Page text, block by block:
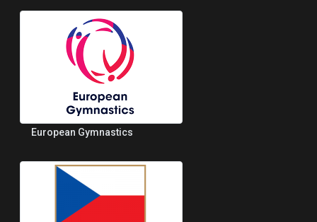
European Gymnastics